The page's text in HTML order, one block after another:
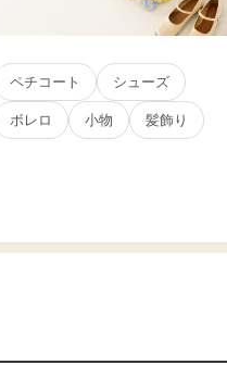
ペチコート シューズ
ボレロ 小物 髪飾り